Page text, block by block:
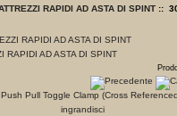
RAPIDI AD ASTA DI SPINT::
RAPIDI AD ASTA DI SPINT
ingrandisci